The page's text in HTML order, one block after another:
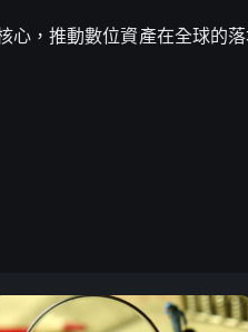
心，推動數位資產在全球的